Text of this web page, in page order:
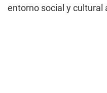
entorno social y cultural